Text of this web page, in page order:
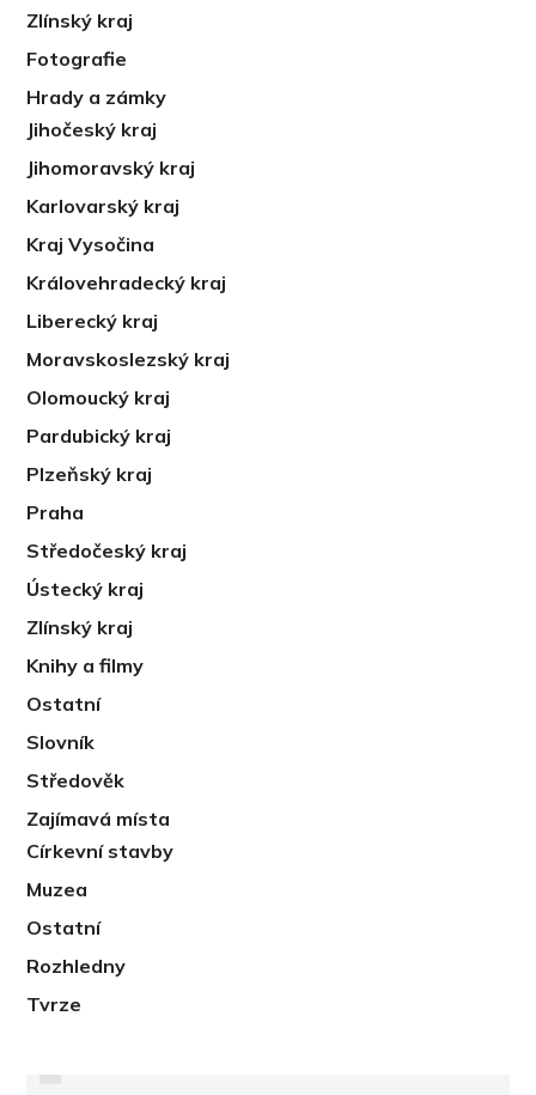
Zlínský kraj
Fotografie
Hrady a zámky
Jihočeský kraj
Jihomoravský kraj
Karlovarský kraj
Kraj Vysočina
Královehradecký kraj
Liberecký kraj
Moravskoslezský kraj
Olomoucký kraj
Pardubický kraj
Plzeňský kraj
Praha
Středočeský kraj
Ústecký kraj
Zlínský kraj
Knihy a filmy
Ostatní
Slovník
Středověk
Zajímavá místa
Církevní stavby
Muzea
Ostatní
Rozhledny
Tvrze
PREVIOUS